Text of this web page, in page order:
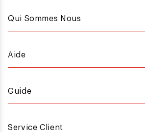
Qui Sommes Nous
Aide
Guide
Service Client